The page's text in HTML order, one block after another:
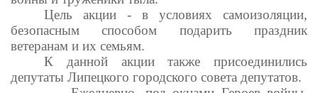
Цель акции - в условиях самоизоляции,
безопасным способом подарить праздник
ветеранам и их семьям.
К данной акции также присоединились
депутаты Липецкого городского совета депутатов.